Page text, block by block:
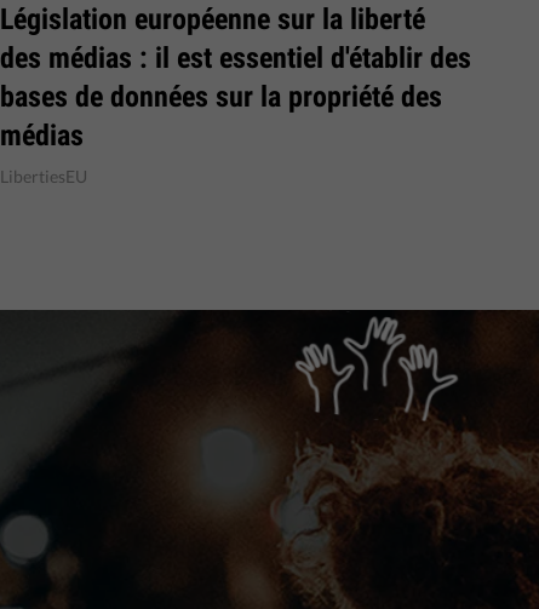
Législation européenne sur la liberté
des médias : il est essentiel d'établir des
bases de données sur la propriété des
médias
LibertiesEU